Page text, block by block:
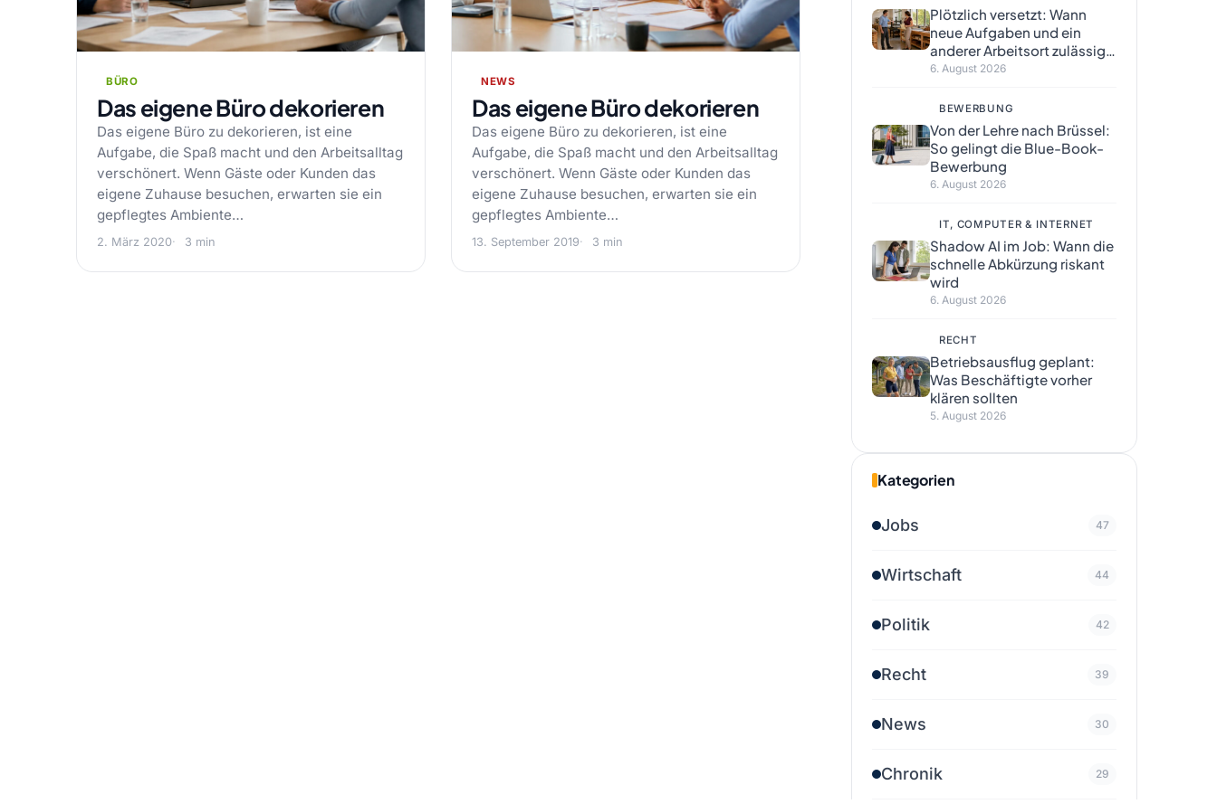
BÜRO
Das eigene Büro dekorieren
Das eigene Büro zu dekorieren, ist eine
Aufgabe, die Spaß macht und den Arbeitsalltag
verschönert. Wenn Gäste oder Kunden das
eigene Zuhause besuchen, erwarten sie ein
gepflegtes Ambiente…
2. März 2020 3 min
NEWS
Das eigene Büro dekorieren
Das eigene Büro zu dekorieren, ist eine
Aufgabe, die Spaß macht und den Arbeitsalltag
verschönert. Wenn Gäste oder Kunden das
eigene Zuhause besuchen, erwarten sie ein
gepflegtes Ambiente…
13. September 2019 3 min
Plötzlich versetzt: Wann
neue Aufgaben und ein
anderer Arbeitsort zulässig
sind
6. August 2026
BEWERBUNG
Von der Lehre nach Brüssel:
So gelingt die Blue-Book-
Bewerbung
6. August 2026
IT, COMPUTER & INTERNET
Shadow AI im Job: Wann die
schnelle Abkürzung riskant
wird
6. August 2026
RECHT
Betriebsausflug geplant:
Was Beschäftigte vorher
klären sollten
5. August 2026
Kategorien
Jobs 47
Wirtschaft 44
Politik 42
Recht 39
News 30
Chronik 29